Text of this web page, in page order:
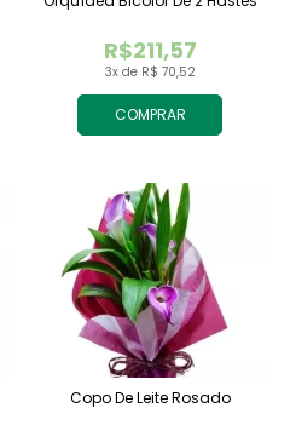
COMPRAR
3x de R$ 70,52
R$211,57
Copo De Leite Rosado